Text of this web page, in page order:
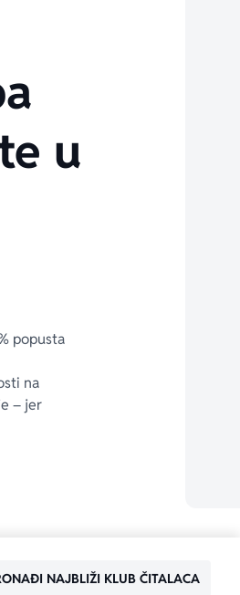
u
popusta
na
– jer
NAJBLIŽI KLUB ČITALACA